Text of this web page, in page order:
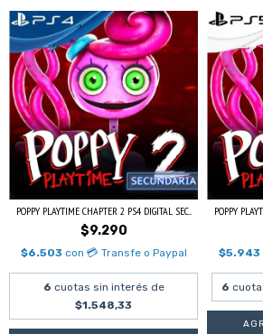
POPPY PLAYTIME CHAPTER 2 PS4 DIGITAL SEC...
$9.290
$6.503 con 💳 Transfe o Paypal
6 cuotas sin interés de
$1.548,33
POPPY
$5.943
6